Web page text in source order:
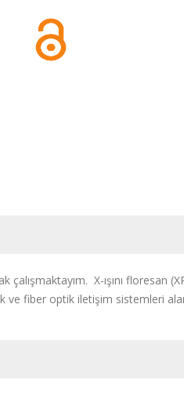
X-ışını floresan
fiber optik iletişim sistemleri